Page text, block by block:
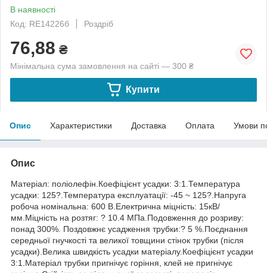
В наявності
Код: RE14226б
Роздріб
76,88 ₴
Мінімальна сума замовлення на сайті — 300 ₴
Купити
Опис Характеристики Доставка Оплата Умови
Опис
Матеріал: поліолефін.Коефіцієнт усадки: 3:1.Температура
усадки: 125?.Температура експлуатації: -45 ~ 125?.Напруга
робоча номінальна: 600 В.Електрична міцність: 15кВ/
мм.Міцність на розтяг: ? 10.4 МПа.Подовження до розриву:
понад 300%. Поздовжнє усадження трубки:? 5 %.Поєднання
середньої гнучкості та великої товщини стінок трубки (після
усадки).Велика швидкість усадки матеріалу.Коефіцієнт усадки
3:1.Матеріал трубки пригнічує горіння, клей не пригнічує